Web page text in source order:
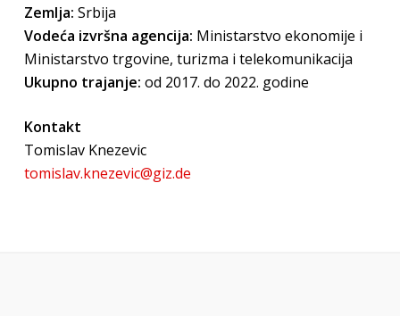
Zemlja: Srbija
Vodeća izvršna agencija: Ministarstvo ekonomije i
Ministarstvo trgovine, turizma i telekomunikacija
Ukupno trajanje: od 2017. do 2022. godine
Kontakt
Tomislav Knezevic
tomislav.knezevic@giz.de